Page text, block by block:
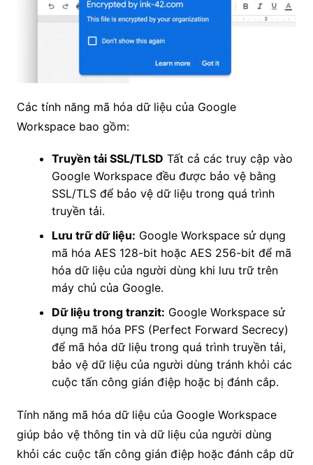
Các tính năng mã hóa dữ liệu của Google
Workspace bao gồm:
Truyền tải SSL/TLSD Tất cả các truy cập vào
Google Workspace đều được bảo vệ bằng
SSL/TLS để bảo vệ dữ liệu trong quá trình
truyền tải.
Lưu trữ dữ liệu: Google Workspace sử dụng
mã hóa AES 128-bit hoặc AES 256-bit để mã
hóa dữ liệu của người dùng khi lưu trữ trên
máy chủ của Google.
Dữ liệu trong tranzit: Google Workspace sử
dụng mã hóa PFS (Perfect Forward Secrecy)
để mã hóa dữ liệu trong quá trình truyền tải,
bảo vệ dữ liệu của người dùng tránh khỏi các
cuộc tấn công gián điệp hoặc bị đánh cắp.
Tính năng mã hóa dữ liệu của Google Workspace
giúp bảo vệ thông tin và dữ liệu của người dùng
khỏi các cuộc tấn công gián điệp hoặc đánh cắp dữ